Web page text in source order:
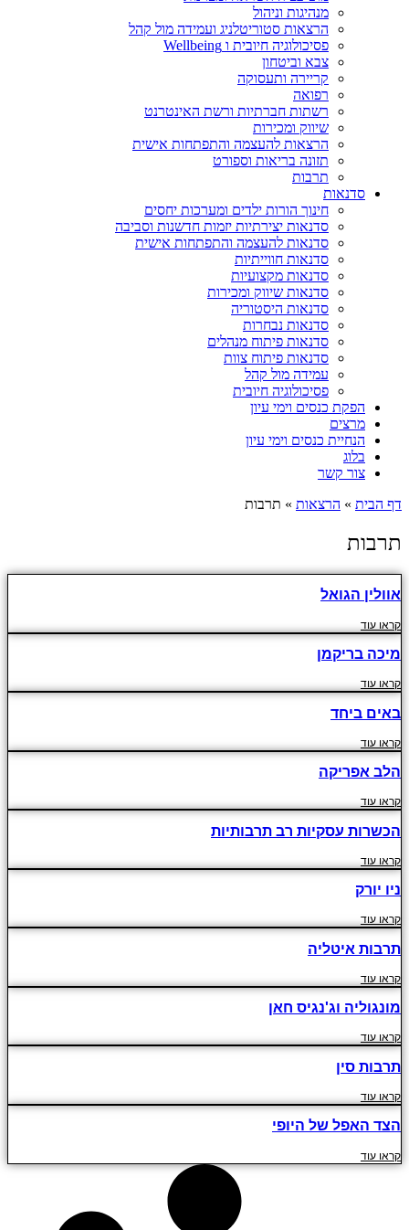
מנהיגות וניהול
הרצאות סטוריטלניג ועמידה מול קהל
פסיכולוגיה חיובית ו Wellbeing
צבא וביטחון
קריירה ותעסוקה
רפואה
רשתות חברתיות ורשת האינטרנט
שיווק ומכירות
הרצאות להעצמה והתפתחות אישית
תזונה בריאות וספורט
תרבות
סדנאות
חינוך הורות ילדים ומערכות יחסים
סדנאות יצירתיות יזמות חדשנות וסביבה
סדנאות להעצמה והתפתחות אישית
סדנאות חווייתיות
סדנאות מקצועיות
סדנאות שיווק ומכירות
סדנאות היסטוריה
סדנאות נבחרות
סדנאות פיתוח מנהלים
סדנאות פיתוח צוות
עמידה מול קהל
פסיכולוגיה חיובית
הפקת כנסים וימי עיון
מרצים
הנחיית כנסים וימי עיון
בלוג
צור קשר
דף הבית » הרצאות » תרבות
תרבות
אוולין הגואל
קראו עוד
מיכה בריקמן
קראו עוד
באים ביחד
קראו עוד
הלב אפריקה
קראו עוד
הכשרות עסקיות רב תרבותיות
קראו עוד
ניו יורק
קראו עוד
תרבות איטליה
קראו עוד
מונגוליה וג'נגיס חאן
קראו עוד
תרבות סין
קראו עוד
הצד האפל של היופי
קראו עוד